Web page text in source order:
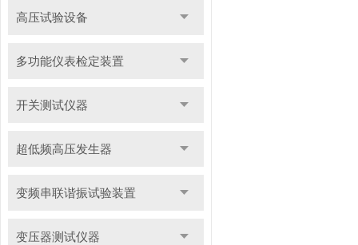
高压试验设备
多功能仪表检定装置
开关测试仪器
超低频高压发生器
变频串联谐振试验装置
变压器测试仪器